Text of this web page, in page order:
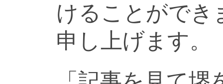
けることができ
申し上げます。